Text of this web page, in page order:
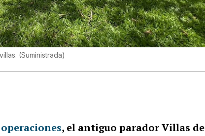
(Suministrada)
, el antiguo parador Villas de